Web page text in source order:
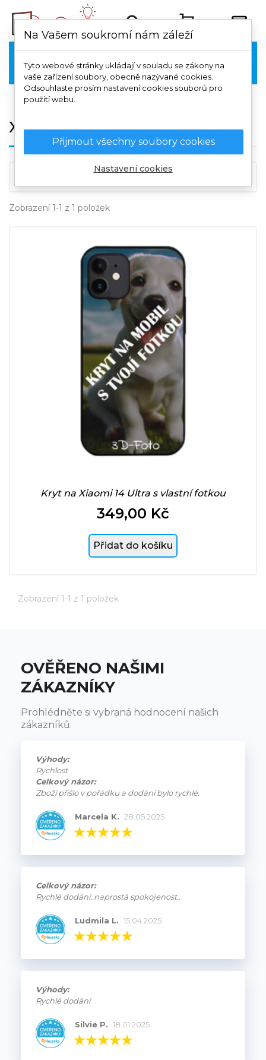
Xiaomi 
Xiaomi 14 Ultra
Zobrazení 1-1 z 1 položek
Kryt na Xiaomi 14 Ultra s vlastní fotkou
Cena
349,00 Kč
Přidat do košíku
Zobrazení 1-1 z 1 položek
OVĚŘENO NAŠIMI
ZÁKAZNÍKY
Prohlédněte si vybraná hodnocení našich
zákazníků.
Výhody:
Rychlost
Celkový názor:
Zboží přišlo v pořádku a dodání bylo rychlé.
Marcela K. 28.05.2025
Celkový názor:
Rychlé dodání..naprostá spokojenost..
Ludmila L. 15.04.2025
Výhody:
Rychlé dodání
Silvie P. 18.01.2025
Na Vašem soukromí nám záleží
Tyto webové stránky ukládají v souladu se zákony na
vaše zařízení soubory, obecně nazývané cookies.
Odsouhlaste prosím nastavení cookies souborů pro
použití webu.
Přijmout všechny soubory cookies
Nastavení cookies